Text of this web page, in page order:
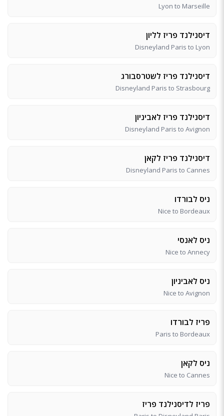
Lyon to Marseille
דיסנילנד פריז לליון
Disneyland Paris to Lyon
דיסנילנד פריז לשטרסבורג
Disneyland Paris to Strasbourg
דיסנילנד פריז לאביניון
Disneyland Paris to Avignon
דיסנילנד פריז לקאן
Disneyland Paris to Cannes
ניס לבורדו
Nice to Bordeaux
ניס לאנסי
Nice to Annecy
ניס לאביניון
Nice to Avignon
פריז לבורדו
Paris to Bordeaux
ניס לקאן
Nice to Cannes
פריז לדיסנילנד פריז